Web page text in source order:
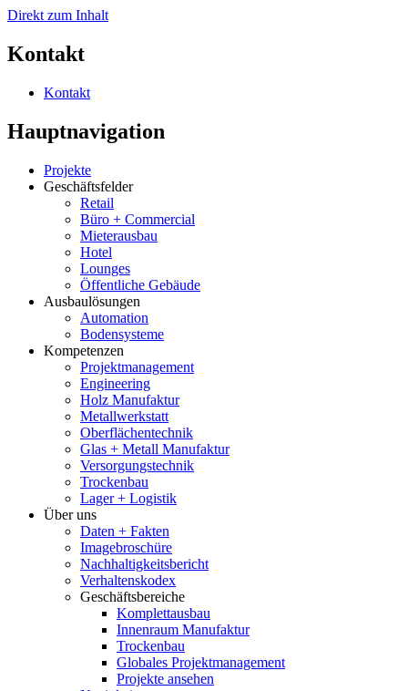
Direkt zum Inhalt
Kontakt
Kontakt
Hauptnavigation
Projekte
Geschäftsfelder
Retail
Büro + Commercial
Mieterausbau
Hotel
Lounges
Öffentliche Gebäude
Ausbaulösungen
Automation
Bodensysteme
Kompetenzen
Projektmanagement
Engineering
Holz Manufaktur
Metallwerkstatt
Oberflächentechnik
Glas + Metall Manufaktur
Versorgungstechnik
Trockenbau
Lager + Logistik
Über uns
Daten + Fakten
Imagebroschüre
Nachhaltigkeitsbericht
Verhaltenskodex
Geschäftsbereiche
Komplettausbau
Innenraum Manufaktur
Trockenbau
Globales Projektmanagement
Projekte ansehen